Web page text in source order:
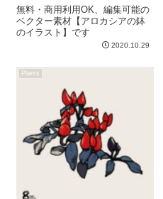
無料・商用利用OK、編集可能の
ベクター素材【アロカシアの鉢
のイラスト】です
2020.10.29
Plants